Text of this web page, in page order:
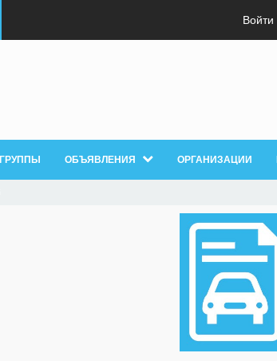
Войти
ГРУППЫ ОБЪЯВЛЕНИЯ ОРГАНИЗАЦИИ